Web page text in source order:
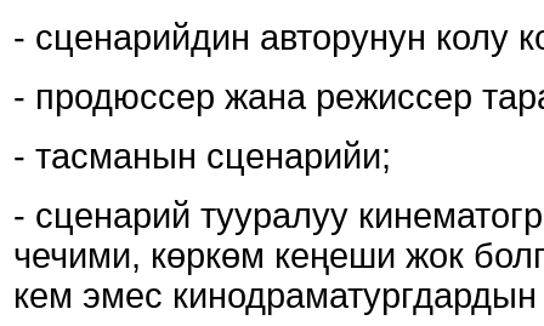
- сценарийдин авторунун колу
- продюссер жана режиссер
- тасманын сценарийи;
- сценарий тууралуу
чечими, көркөм кеңеши жок
кем эмес